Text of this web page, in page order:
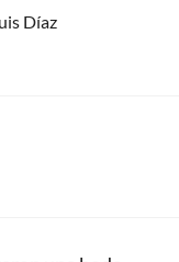
Díaz